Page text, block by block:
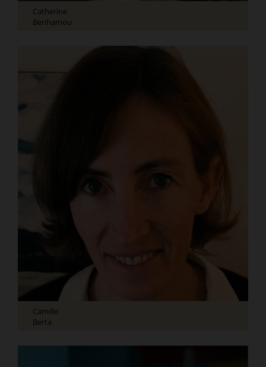
Catherine
Benhamou
Camille
Berta